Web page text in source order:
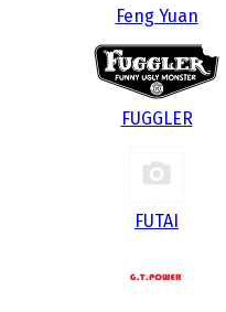
Feng Yuan
FUGGLER
FUTAI